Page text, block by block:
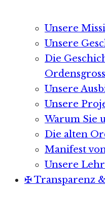
Unsere
Unsere
Die
Unsere
Unsere
Warum Sie
Die alten
Manifest
Unsere
✠ Transparenz